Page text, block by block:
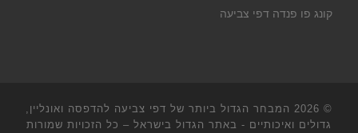
קונג פו פנדה דפי צביעה
© 2026
המבחר הגדול ביותר של דפי צביעה להדפסה ואונליין,
גדולים ואיכותיים - באתר הגדול בישראל – כל הזכויות שמורות